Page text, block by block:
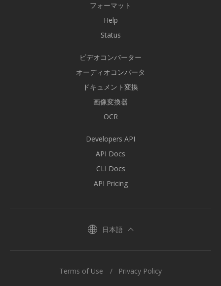
フォーマット
Help
Status
ビデオコンバーター
オーディオコンバータ
ドキュメント変換
画像変換器
OCR
Developers API
API Docs
CLI Docs
API Pricing
日本語
Terms of Use Privacy Policy